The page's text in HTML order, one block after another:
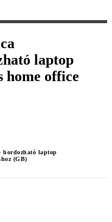
laptop
home office
hordozható laptop
(GB)